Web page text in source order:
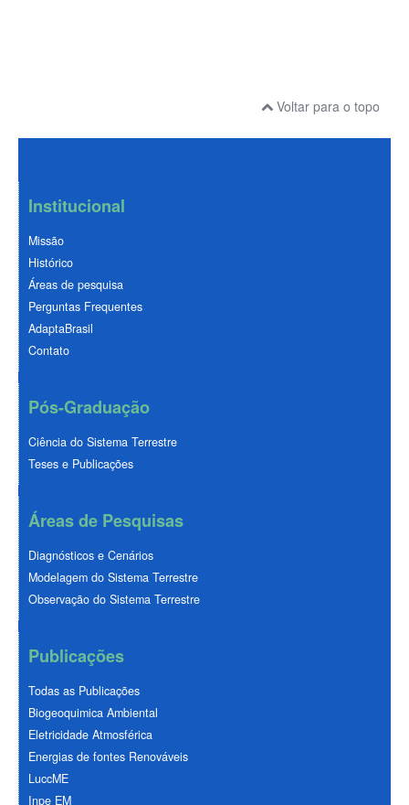
Voltar para o topo
Institucional
Missão
Histórico
Áreas de pesquisa
Perguntas Frequentes
AdaptaBrasil
Contato
Pós-Graduação
Ciência do Sistema Terrestre
Teses e Publicações
Áreas de Pesquisas
Diagnósticos e Cenários
Modelagem do Sistema Terrestre
Observação do Sistema Terrestre
Publicações
Todas as Publicações
Biogeoquimica Ambiental
Eletricidade Atmosférica
Energias de fontes Renováveis
LuccME
Inpe EM